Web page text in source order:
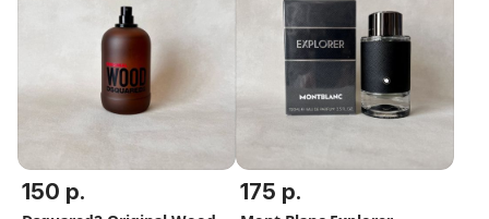
150 р. 175 р.